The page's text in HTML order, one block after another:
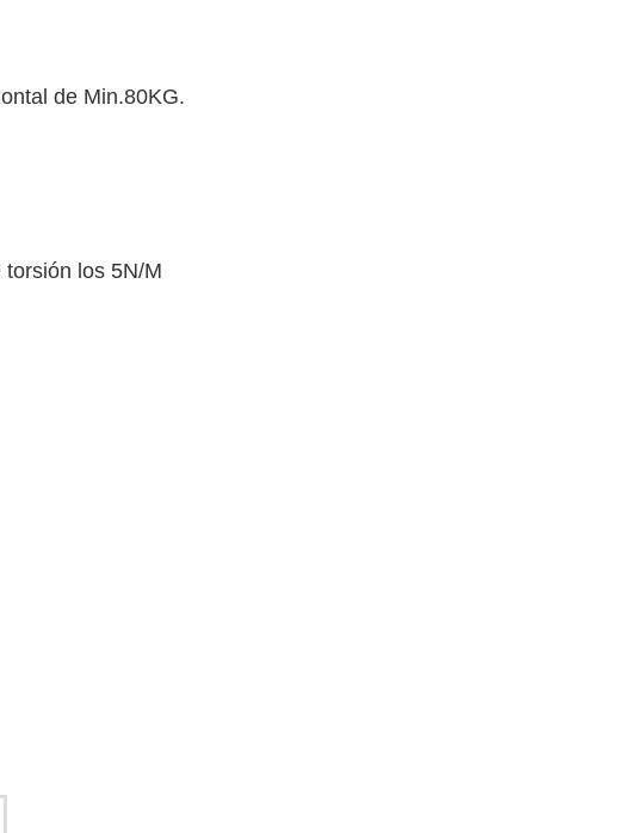
de Min.80KG.
los 5N/M